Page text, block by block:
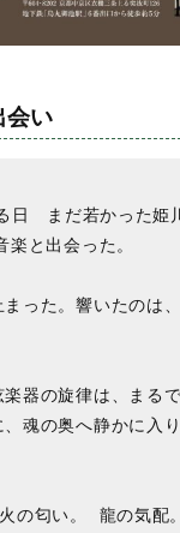
会い
日 まだ若かった姫
と出会った。
った。響いたのは
楽器の旋律は、まる
魂の奥へ静かに入
の匂い。 龍の気配